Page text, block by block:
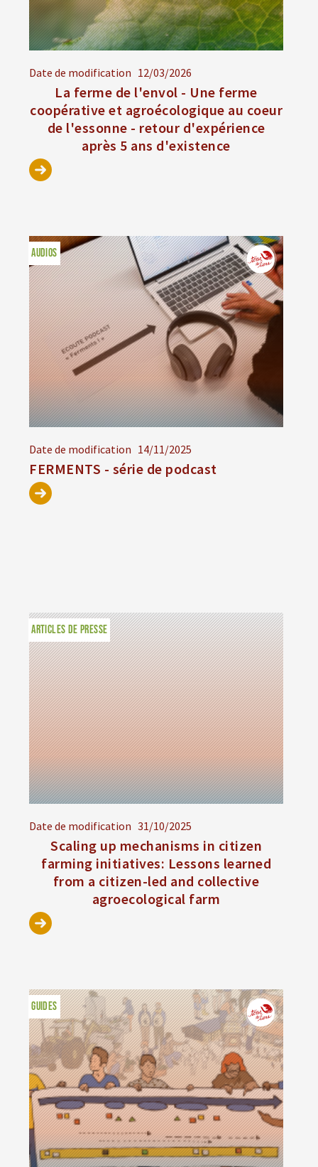
Date de modification 12/03/2026
La ferme de l'envol - Une ferme
coopérative et agroécologique au coeur
de l'essonne - retour d'expérience
après 5 ans d'existence
Date de modification 14/11/2025
FERMENTS - série de podcast
AUDIOS
Date de modification 31/10/2025
Scaling up mechanisms in citizen
farming initiatives: Lessons learned
from a citizen-led and collective
agroecological farm
ARTICLES DE PRESSE
GUIDES